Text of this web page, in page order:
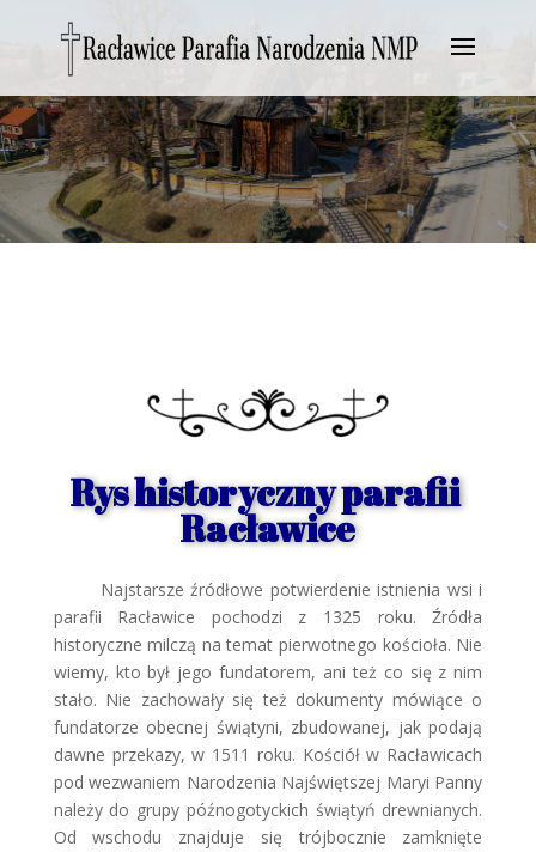
Rys historyczny parafii
Racławice
Najstarsze źródłowe potwierdenie istnienia wsi i
parafii Racławice pochodzi z 1325 roku. Źródła
historyczne milczą na temat pierwotnego kościoła. Nie
wiemy, kto był jego fundatorem, ani też co się z nim
stało. Nie zachowały się też dokumenty mówiące o
fundatorze obecnej świątyni, zbudowanej, jak podają
dawne przekazy, w 1511 roku. Kościół w Racławicach
pod wezwaniem Narodzenia Najświętszej Maryi Panny
należy do grupy późnogotyckich świątyń drewnianych.
Od wschodu znajduje się trójbocznie zamknięte